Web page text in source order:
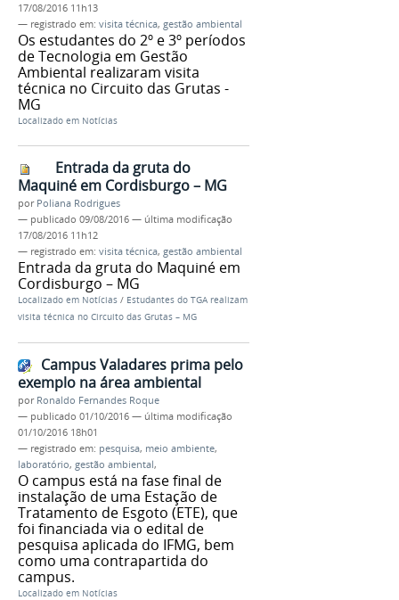
17/08/2016 11h13
— registrado em: visita técnica, gestão ambiental
Os estudantes do 2º e 3º períodos
de Tecnologia em Gestão
Ambiental realizaram visita
técnica no Circuito das Grutas -
MG
Localizado em Notícias
Entrada da gruta do
Maquiné em Cordisburgo – MG
por Poliana Rodrigues
— publicado 09/08/2016 — última modificação
17/08/2016 11h12
— registrado em: visita técnica, gestão ambiental
Entrada da gruta do Maquiné em
Cordisburgo – MG
Localizado em Notícias / Estudantes do TGA realizam
visita técnica no Circuito das Grutas – MG
Campus Valadares prima pelo
exemplo na área ambiental
por Ronaldo Fernandes Roque
— publicado 01/10/2016 — última modificação
01/10/2016 18h01
— registrado em: pesquisa, meio ambiente,
laboratório, gestão ambiental,
O campus está na fase final de
instalação de uma Estação de
Tratamento de Esgoto (ETE), que
foi financiada via o edital de
pesquisa aplicada do IFMG, bem
como uma contrapartida do
campus.
Localizado em Notícias